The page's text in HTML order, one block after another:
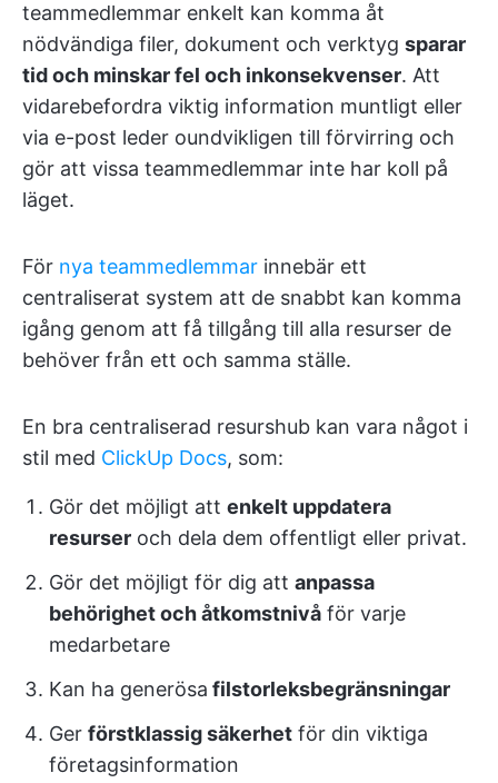
teammedlemmar enkelt kan komma åt
nödvändiga filer, dokument och verktyg sparar
tid och minskar fel och inkonsekvenser. Att
vidarebefordra viktig information muntligt eller
via e-post leder oundvikligen till förvirring och
gör att vissa teammedlemmar inte har koll på
läget.
För nya teammedlemmar innebär ett
centraliserat system att de snabbt kan komma
igång genom att få tillgång till alla resurser de
behöver från ett och samma ställe.
En bra centraliserad resurshub kan vara något i
stil med ClickUp Docs, som:
Gör det möjligt att enkelt uppdatera
resurser och dela dem offentligt eller privat.
Gör det möjligt för dig att anpassa
behörighet och åtkomstnivå för varje
medarbetare
Kan ha generösa filstorleksbegränsningar
Ger förstklassig säkerhet för din viktiga
företagsinformation